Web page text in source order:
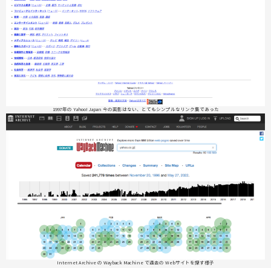
1997年の Yahoo! Japan 今の面影はない、とてもシンプルなリンク集であった
Internet Archive の Wayback Machine で過去の Webサイトを探す様子